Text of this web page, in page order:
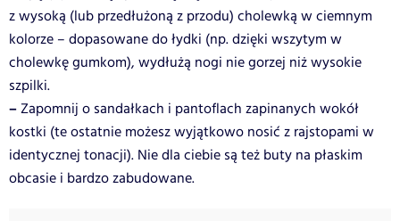
z wysoką (lub przedłużoną z przodu) cholewką w ciemnym
kolorze – dopasowane do łydki (np. dzięki wszytym w
cholewkę gumkom), wydłużą nogi nie gorzej niż wysokie
szpilki.
–Zapomnij o sandałkach i pantoflach zapinanych wokół
kostki (te ostatnie możesz wyjątkowo nosić z rajstopami w
identycznej tonacji). Nie dla ciebie są też buty na płaskim
obcasie i bardzo zabudowane.